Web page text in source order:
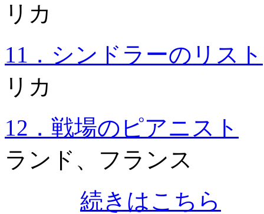
リカ
11．シンドラーのリスト
リカ
12．戦場のピアニスト
ランド、フランス
続きはこちら